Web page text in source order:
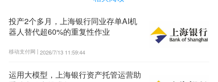
投产2个多月，上海银行同业存单AI机
器人替代超60%的重复性作业
移动支付网 | 2026/7/13 11:59:44
运用大模型，上海银行资产托管运营助